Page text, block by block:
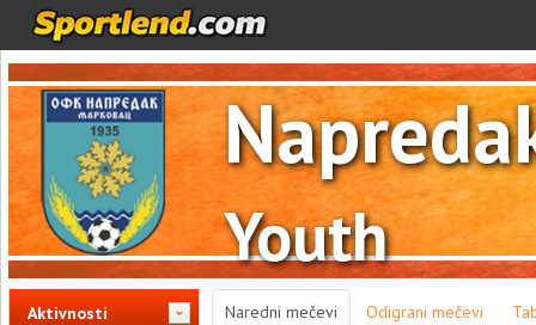
Youth
Aktivnosti Naredni mečevi Odigrani mečevi